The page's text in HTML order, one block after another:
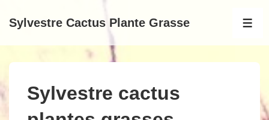
passer
Sylvestre Cactus Plante Grasse
Sylvestre cactus